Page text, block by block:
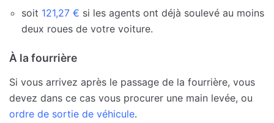
soit 121,27 € si les agents ont déjà soulevé au moins
deux roues de votre voiture.
À la fourrière
Si vous arrivez après le passage de la fourrière, vous
devez dans ce cas vous procurer une main levée, ou
ordre de sortie de véhicule.